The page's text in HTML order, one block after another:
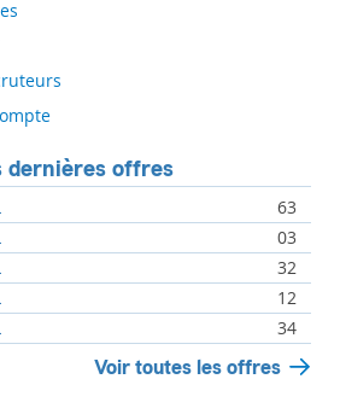
dernières offres
63
03
32
12
34
Voir toutes les offres